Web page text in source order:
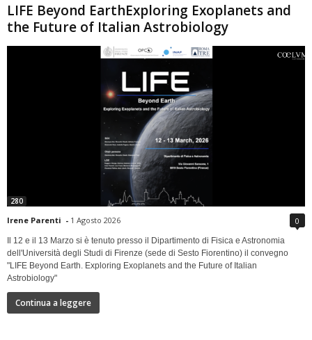
LIFE Beyond EarthExploring Exoplanets and
the Future of Italian Astrobiology
280
Irene Parenti - 1 Agosto 2026 0
Il 12 e il 13 Marzo si è tenuto presso il Dipartimento di Fisica e Astronomia
dell'Università degli Studi di Firenze (sede di Sesto Fiorentino) il convegno
"LIFE Beyond Earth. Exploring Exoplanets and the Future of Italian
Astrobiology"
Continua a leggere